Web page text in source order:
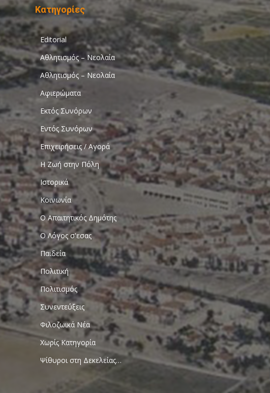
Κατηγορίες
Editorial
Αθλητισμός – Νεολαία
Αθλητισμός – Νεολαία
Αφιερώματα
Εκτός Συνόρων
Εντός Συνόρων
Επιχειρήσεις / Αγορά
Η Ζωή στην Πόλη
Ιστορικά
Κοινωνία
Ο Απαιτητικός Δημότης
Ο Λόγος σ'εσας
Παιδεία
Πολιτική
Πολιτισμός
Συνεντεύξεις
Φιλοζωικά Νέα
Χωρίς Κατηγορία
Ψίθυροι στη Δεκελείας…